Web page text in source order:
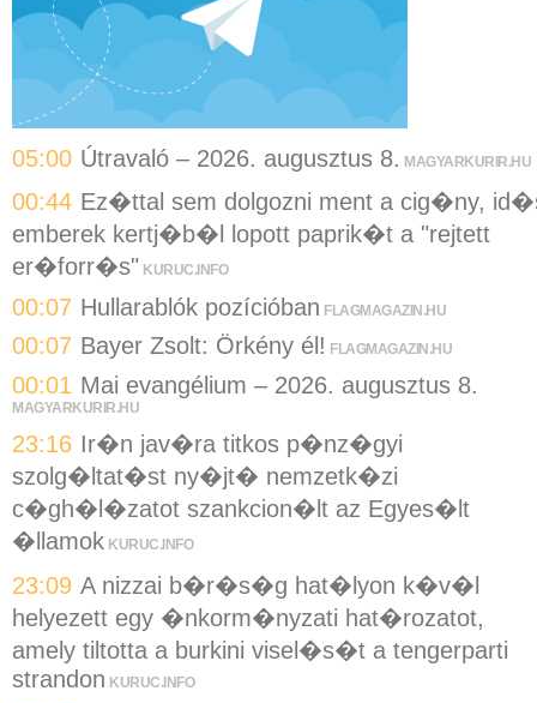
05:00 Útravaló – 2026. augusztus 8. MAGYARKURIR.HU
00:44 Ez�ttal sem dolgozni ment a cig�ny,
emberek kertj�b�l lopott paprik�t a "rejtett
er�forr�s" KURUC.INFO
00:07 Hullarablók pozícióban FLAGMAGAZIN.HU
00:07 Bayer Zsolt: Örkény él! FLAGMAGAZIN.HU
00:01 Mai evangélium – 2026. augusztus 8.
MAGYARKURIR.HU
23:16 Ir�n jav�ra titkos p�nz�gyi
szolg�ltat�st ny�jt� nemzetk�zi
c�gh�l�zatot szankcion�lt az Egyes�lt
�llamok KURUC.INFO
23:09 A nizzai b�r�s�g hat�lyon k�v�l
helyezett egy �nkorm�nyzati hat�rozatot,
amely tiltotta a burkini visel�s�t a tengerparti
strandon KURUC.INFO